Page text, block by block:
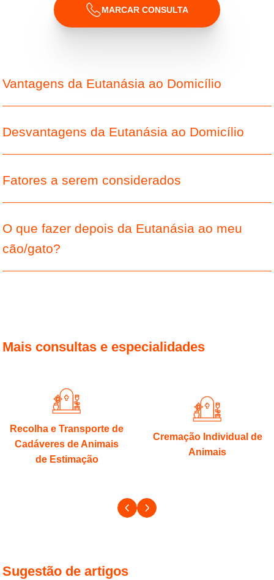
MARCAR CONSULTA
Vantagens da Eutanásia ao Domicílio
Desvantagens da Eutanásia ao Domicílio
Fatores a serem considerados
O que fazer depois da Eutanásia ao meu
cão/gato?
Mais consultas e especialidades
Recolha e Transporte de
Cadáveres de Animais
de Estimação
Cremação Individual de
Animais
Sugestão de artigos